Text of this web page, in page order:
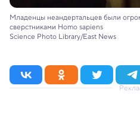
Младенцы неандертальцев были
сверстниками Homo sapiens
Science Photo Library/East News